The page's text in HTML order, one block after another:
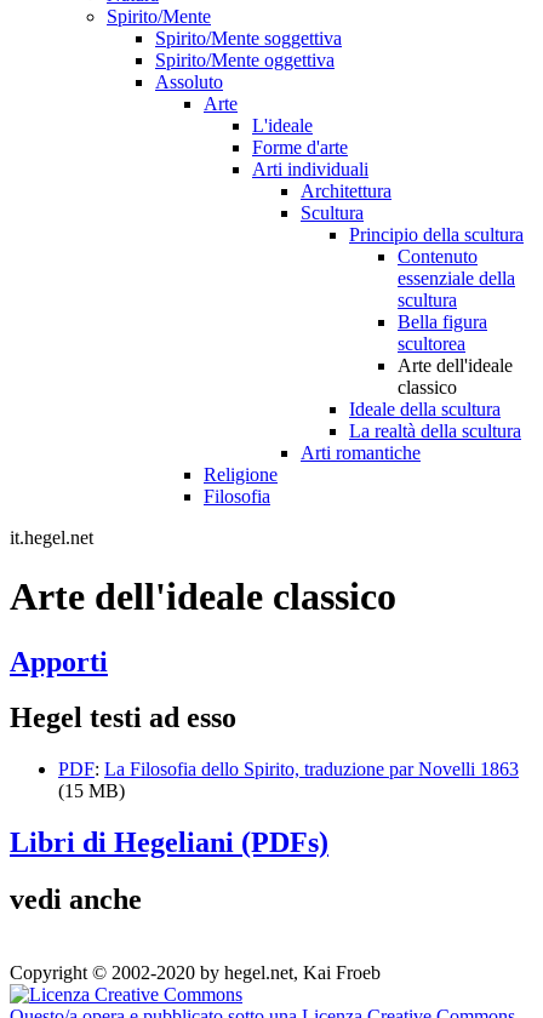
Spirito/Mente
Spirito/Mente soggettiva
Spirito/Mente oggettiva
Assoluto
Arte
L'ideale
Forme d'arte
Arti individuali
Architettura
Scultura
Principio della scultura
Contenuto
essenziale della
scultura
Bella figura
scultorea
Arte dell'ideale
classico
Ideale della scultura
La realtà della scultura
Arti romantiche
Religione
Filosofia
it.hegel.net
Arte dell'ideale classico
Apporti
Hegel testi ad esso
PDF: La Filosofia dello Spirito, traduzione par Novelli 1863
(15 MB)
Libri di Hegeliani (PDFs)
vedi anche
Copyright © 2002-2020 by hegel.net, Kai Froeb